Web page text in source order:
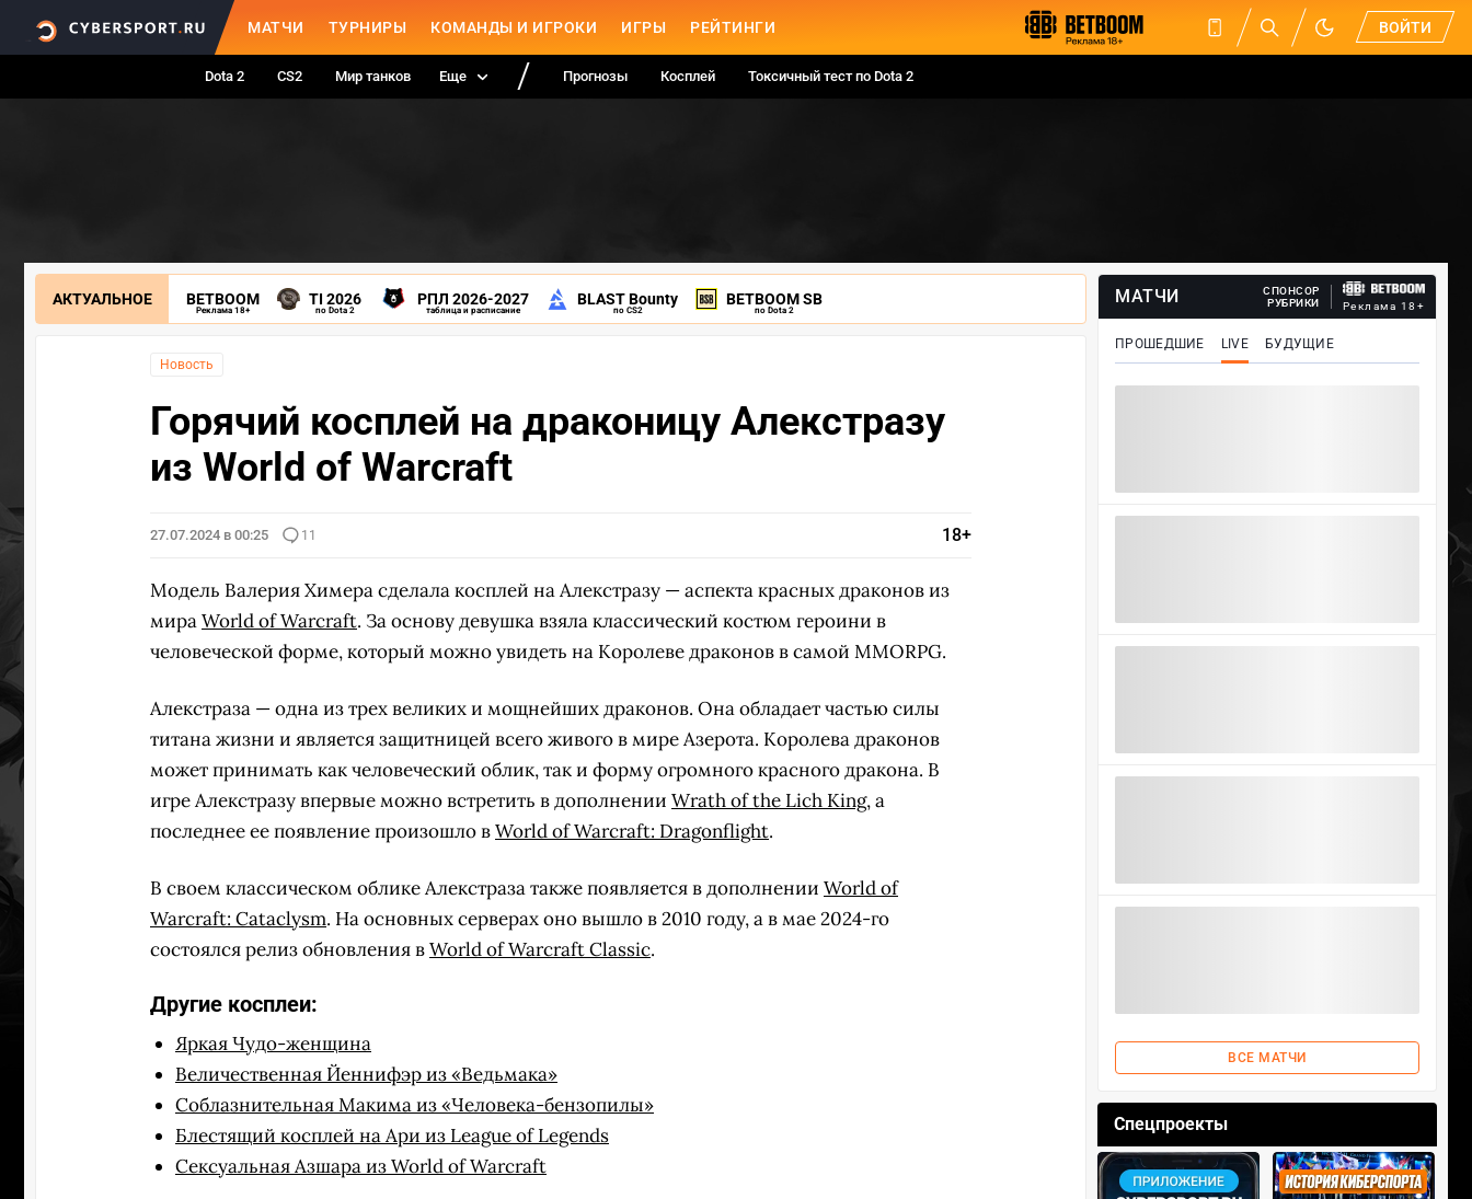
МАТЧИ ТУРНИРЫ КОМАНДЫ И ИГРОКИ ИГРЫ РЕЙТИНГИ ВОЙТИ
Dota 2 CS2 Мир танков Еще Прогнозы Косплей Токсичный тест по Dota 2
АКТУАЛЬНОЕ BETBOOM
Реклама 18+
TI 2026
по Dota 2
РПЛ 2026-2027
таблица и расписание
BLAST Bounty
по CS2
BETBOOM SB
по Dota 2
Новость
Горячий косплей на драконицу Алекстразу
из World of Warcraft
27.07.2024 в 00:25 11 18+
Модель Валерия Химера сделала косплей на Алекстразу — аспекта красных драконов из
мираWorld of Warcraft. За основу девушка взяла классический костюм героини в
человеческой форме, который можно увидеть на Королеве драконов в самой MMORPG.
Алекстраза — одна из трех великих и мощнейших драконов. Она обладает частью силы
титана жизни и является защитницей всего живого в мире Азерота. Королева драконов
может принимать как человеческий облик, так и форму огромного красного дракона. В
игре Алекстразу впервые можно встретить в дополнении Wrath of the Lich King, а
последнее ее появление произошло вWorld of Warcraft: Dragonflight.
В своем классическом облике Алекстраза также появляется в дополнении World of
Warcraft: Cataclysm. На основных серверах оно вышло в 2010 году, а в мае 2024-го
состоялся релиз обновления вWorld of Warcraft Classic.
Другие косплеи:
Яркая Чудо-женщина
Величественная Йеннифэр из «Ведьмака»
Соблазнительная Макима из «Человека-бензопилы»
Блестящий косплей на Ари из League of Legends
Сексуальная Азшара из World of Warcraft
МАТЧИ
СПОНСОР
РУБРИКИ
Реклама 18+
ПРОШЕДШИЕ LIVE БУДУЩИЕ
ВСЕ МАТЧИ
Спецпроекты